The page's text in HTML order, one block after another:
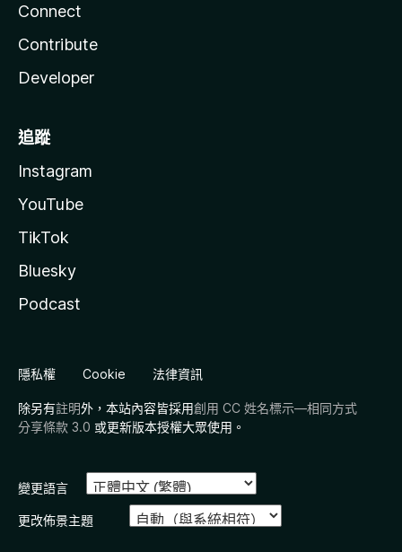
Connect
Contribute
Developer
追蹤
Instagram
YouTube
TikTok
Bluesky
Podcast
隱私權 Cookie 法律資訊
除另有註明外，本站內容皆採用創用 CC 姓名標示—相同方式
分享條款 3.0 或更新版本授權大眾使用。
變更語言
更改佈景主題